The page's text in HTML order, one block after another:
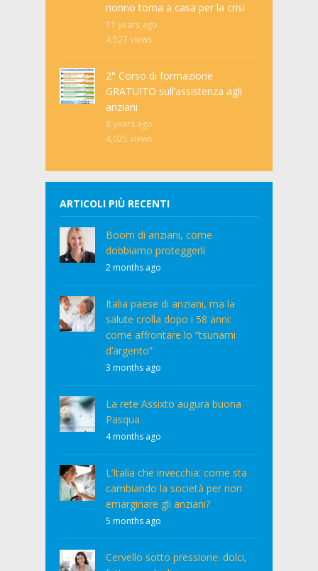
nonno torna a casa per la crisi
11 years ago
4,527 views
2° Corso di formazione
GRATUITO sull’assistenza agli
anziani
8 years ago
4,025 views
ARTICOLI PIÙ RECENTI
Boom di anziani, come
dobbiamo proteggerli
2 months ago
Italia paese di anziani, ma la
salute crolla dopo i 58 anni:
come affrontare lo “tsunami
d’argento”
3 months ago
La rete Assixto augura buona
Pasqua
4 months ago
L’Italia che invecchia: come sta
cambiando la società per non
emarginare gli anziani?
5 months ago
Cervello sotto pressione: dolci,